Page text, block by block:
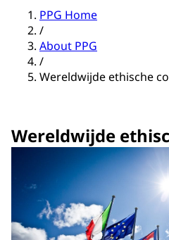
PPG Home
/
About PPG
/
Wereldwijde ethische
Wereldwijde